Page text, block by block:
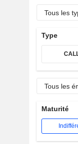
Tous les
Type
Tous les
Maturité